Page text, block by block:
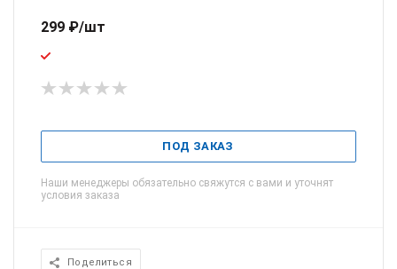
299 ₽/шт
ПОД ЗАКАЗ
Наши менеджеры обязательно свяжутся с вами и уточнят
условия заказа
Поделиться